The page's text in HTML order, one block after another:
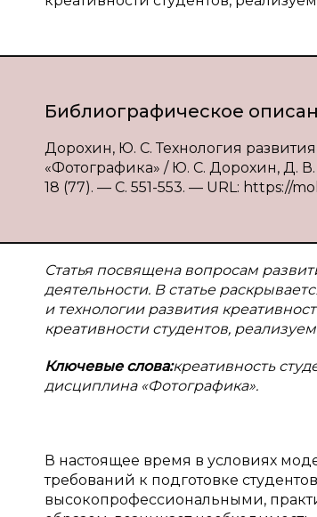
Библиографическое
Дорохин, Ю. С. Технология
«Фотографика» / Ю. С. Дорохин, Д.
18 (77). — С. 551-553. — URL: https://
Статья посвящена вопросам
деятельности. В статье
и технологии развития
креативности студентов,
Ключевые слова:креативность
дисциплина «Фотографика».
В настоящее время в условиях
требований к подготовке
высокопрофессиональными,